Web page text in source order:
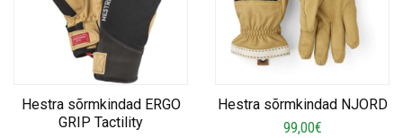
chosen
on
the
product
page
chosen
on
the
page
Hestra sõrmkindad ERGO
GRIP Tactility
Hestra sõrmkindad NJORD
99,00€